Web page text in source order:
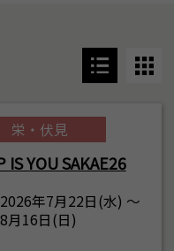
栄・伏見
IS YOU SAKAE26
2026年7月22日(水) ～
8月16日(日)